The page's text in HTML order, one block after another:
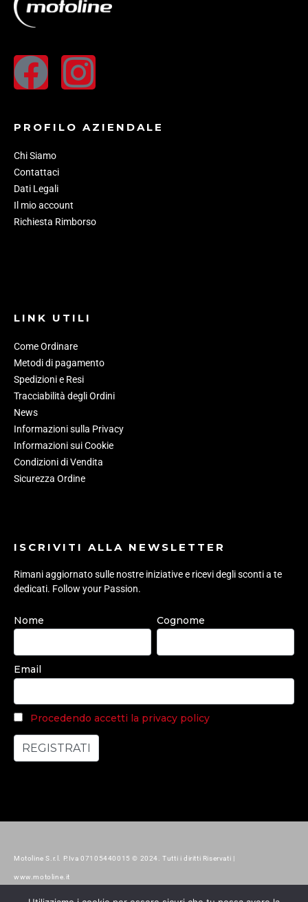
PROFILO AZIENDALE
Chi Siamo
Contattaci
Dati Legali
Il mio account
Richiesta Rimborso
LINK UTILI
Come Ordinare
Metodi di pagamento
Spedizioni e Resi
Tracciabilità degli Ordini
News
Informazioni sulla Privacy
Informazioni sui Cookie
Condizioni di Vendita
Sicurezza Ordine
ISCRIVITI ALLA NEWSLETTER
Rimani aggiornato sulle nostre iniziative e ricevi degli sconti a te
dedicati. Follow your Passion.
Nome Cognome
Email
Procedendo accetti la privacy policy
Motoline S.r.l. P.Iva 07105440015 © 2024. Tutti i diritti Riservati |
www.motoline.it